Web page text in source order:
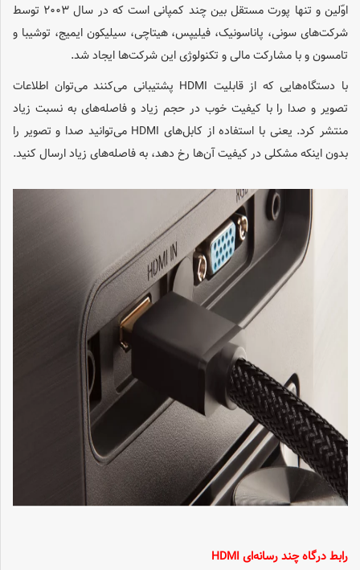
اوّلین و تنها پورت مستقل بین چند کمپانی است که در سال ۲۰۰۳ توسط
شرکت‌های سونی، پاناسونیک، فیلیپس، هیتاچی، سیلیکون ایمیج، توشیبا و
تامسون و با مشارکت مالی و تکنولوژی این شرکت‌ها ایجاد شد.
با دستگاه‌هایی که از قابلیت HDMI پشتیبانی می‌کنند می‌توان اطلاعات
تصویر و صدا را با کیفیت خوب در حجم زیاد و فاصله‌های به نسبت زیاد
منتشر کرد. یعنی با استفاده از کابل‌های HDMI می‌توانید صدا و تصویر را
بدون اینکه مشکلی در کیفیت آن‌ها رخ دهد، به فاصله‌های زیاد ارسال کنید.
رابط درگاه چند رسانه‌ای HDMI